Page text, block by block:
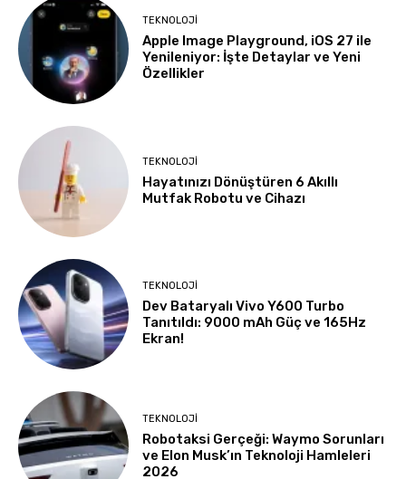
TEKNOLOJI
Apple Image Playground, iOS 27 ile
Yenileniyor: İşte Detaylar ve Yeni
Özellikler
TEKNOLOJI
Hayatınızı Dönüştüren 6 Akıllı
Mutfak Robotu ve Cihazı
TEKNOLOJI
Dev Bataryalı Vivo Y600 Turbo
Tanıtıldı: 9000 mAh Güç ve 165Hz
Ekran!
TEKNOLOJI
Robotaksi Gerçeği: Waymo Sorunları
ve Elon Musk’ın Teknoloji Hamleleri
2026